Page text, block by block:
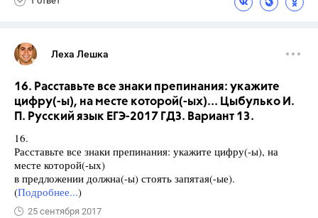
Леха Лешка
16. Расставьте все знаки препинания: укажите
цифру(-ы), на месте которой(-ых)... Цыбулько И.
П. Русский язык ЕГЭ-2017 ГДЗ. Вариант 13.
16.
Расставьте все знаки препинания: укажите цифру(-ы), на
месте которой(-ых)
в предложении должна(-ы) стоять запятая(-ые).
(Подробнее...)
25 сентября 2017